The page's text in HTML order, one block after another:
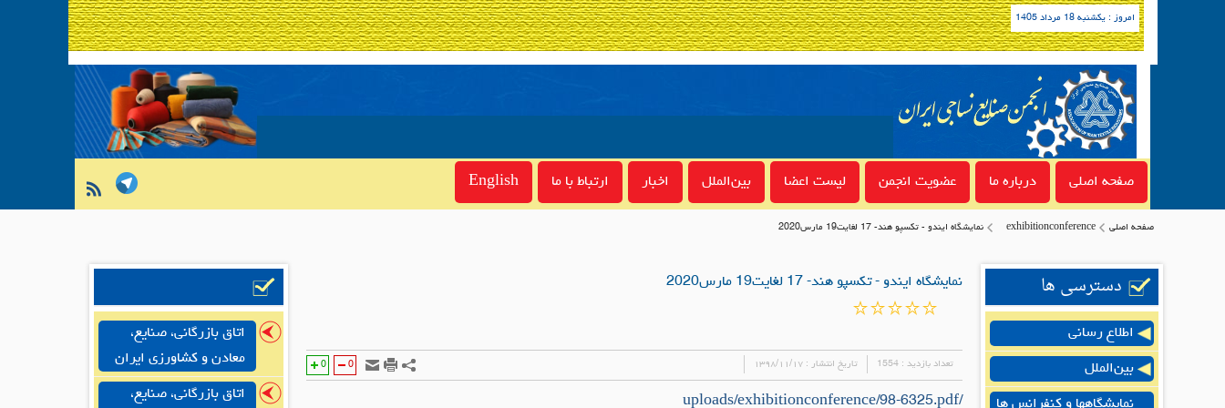
امروز : یکشنبه 18 مرداد 1405
صفحه اصلی درباره ما عضویت انجمن لیست اعضا بین‌الملل اخبار ارتباط با ما English
صفحه اصلی exhibitionconference نمایشگاه ایندو - تکسپو هند- 17 لغایت19 مارس2020
دسترسی ها
اطلاع رسانی
بین‌الملل
نمایشگاهها و کنفرانس ها
نمایشگاه ایندو - تکسپو هند- 17 لغایت19 مارس2020
تعداد بازدید : 1554 تاریخ انتشار : ۱۳۹۸/۱۱/۱۷ 0 0
/uploads/exhibitionconference/98-6325.pdf
اتاق بازرگانی، صنایع،
معادن و کشاورزی ایران
اتاق بازرگانی، صنایع،